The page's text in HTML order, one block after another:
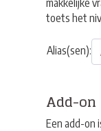
makkelijke
toets het
Alias(sen):
Add-on
Een add-on